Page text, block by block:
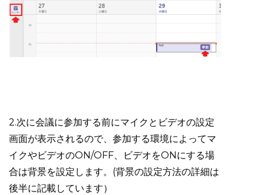
2.次に会議に参加する前にマイクとビデオの設定
画面が表示されるので、参加する環境によってマ
イクやビデオのON/OFF、ビデオをONにする場
合は背景を設定します。(背景の設定方法の詳細は
後半に記載しています）